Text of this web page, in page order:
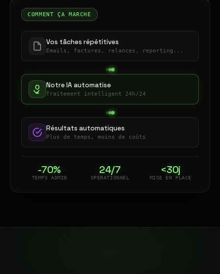
COMMENT ÇA MARCHE
Vos tâches répétitives
Emails, factures, relances, reporting...
Notre IA automatise
Traitement intelligent 24h/24
Résultats automatiques
Plus de temps, moins de coûts
-70%
TEMPS ADMIN
24/7
OPÉRATIONNEL
<30j
MISE EN PLACE